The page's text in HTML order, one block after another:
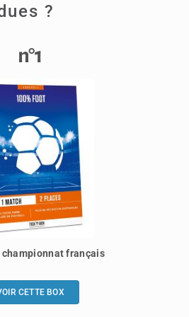
?
n°1
championnat français
CETTE BOX